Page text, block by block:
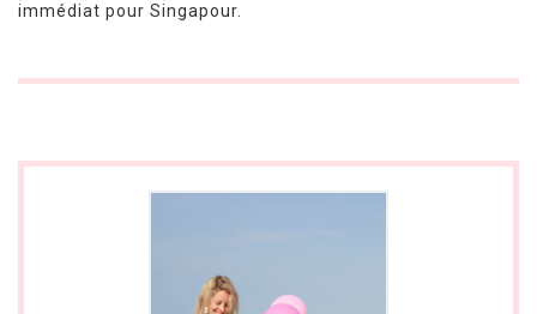
immédiat pour Singapour.